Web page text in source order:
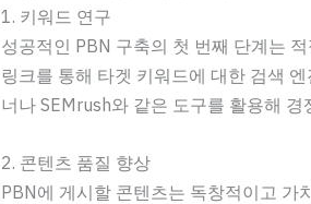
1. 키워드 연구
성공적인 PBN 구축의 첫 번째 단계는
링크를 통해 타겟 키워드에 대한 검색
너나 SEMrush와 같은 도구를 활용해
2. 콘텐츠 품질 향상
PBN에 게시할 콘텐츠는 독창적이고 가